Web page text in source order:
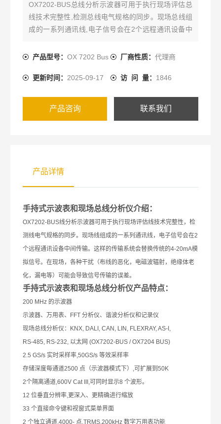
OX7202-BUS总线分析示波器可用于执行现场评估总
线技术完整性,检测总线电气规格的同步。现场总线组
成的一系列通讯线,电子信号会在2个远程通讯设备中
号。
产品型号：OX 7202 Bus 厂商性质： 代理商
更新时间： 2025-09-17 访 问 量： 1846
产品咨询 联系我们
产品详情
手持式示波表和现场总线分析仪介绍：
OX7202-BUS线分析示波器可用于执行现场评估线技术完整性，检
测线电气规格的同步。现场线组成的一系列通讯线，电子信号会在2
个远程通讯设备中间传输。这样的传输系统会替换传统的4-20mA模
拟信号。在现场，各种干扰（布线的恶化，电磁波辐射，绝缘体老
化，漏电等）可能会导致信号传输的误差。
手持式示波表和现场总线分析仪产品特点：
200 MHz 的示波器
示波器、万用表、FFT 分析仪、谐波分析仪和记录仪
现场总线分析仪：KNX, DALI, CAN, LIN, FLEXRAY, AS-I,
RS-485, RS-232, 以太网 (OX7202-BUS / OX7204 BUS)
2.5 GS/s 实时采样率,50GS/s 等效采样率
存储深度每通道2500 点（示波器模式下）,可扩展到50K
2个隔离通道,600V Cat III,可同时显示8 个波形。
12 位垂直分辨率,更深入、更精确进行缩放
33 个直接命令键和视窗式菜单界面
2 个独立通道,4000- 点,TRMS,200kHz 数字万用表功能